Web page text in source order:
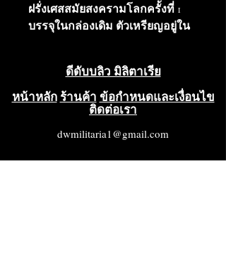
ฝรั่งเศสสมัยสงครามโลกครั้งที่ 1
บรรจุในกล่องเดิม ตัวเหรียญอยู่ใน
ขาดเล็กน้อยที่มุมกล่อง
ดีดับบลิว มิลิตาเรีย
หน้าหลัก ร้านค้า ข้อกำหนดและเงื่อนไข
ติดต่อเรา
dwmilitaria1@gmail.com